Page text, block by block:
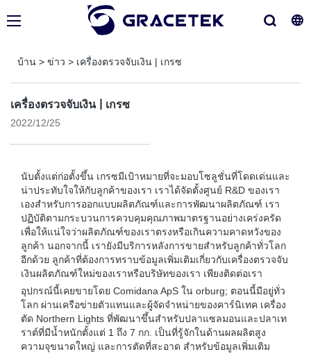
บ้าน > ข่าว > เครื่องตรวจจับเงิน | เกรซ
เครื่องตรวจจับเงิน | เกรซ
2022/12/25
นับตั้งแต่ก่อตั้งขึ้น เกรซมีเป้าหมายที่จะมอบโซลูชั่นที่โดดเด่นและ
น่าประทับใจให้กับลูกค้าของเรา เราได้จัดตั้งศูนย์ R&D ของเรา
เองสำหรับการออกแบบผลิตภัณฑ์และการพัฒนาผลิตภัณฑ์ เรา
ปฏิบัติตามกระบวนการควบคุมคุณภาพมาตรฐานอย่างเคร่งครัด
เพื่อให้แน่ใจว่าผลิตภัณฑ์ของเราตรงหรือเกินความคาดหวังของ
ลูกค้า นอกจากนี้ เรายังมีบริการหลังการขายสำหรับลูกค้าทั่วโลก
อีกด้วย ลูกค้าที่ต้องการทราบข้อมูลเพิ่มเติมเกี่ยวกับเครื่องตรวจจับ
เงินผลิตภัณฑ์ใหม่ของเราหรือบริษัทของเรา เพียงติดต่อเรา
อุปกรณ์นี้เคยขายโดย Comidana ApS ใน orburg; ตอนนี้มีอยู่ทั่ว
โลก ผ่านเครือข่ายตัวแทนและผู้จัดจำหน่ายของคาร์นิเทค เครื่อง
ตัด Northern Lights ที่พัฒนาขึ้นสำหรับปลาแซลมอนและปลาเท
ราต์ที่มีน้ำหนักตั้งแต่ 1 ถึง 7 กก. เป็นที่รู้จักในด้านผลผลิตสูง
ความจุขนาดใหญ่ และการตัดที่สะอาด สำหรับข้อมูลเพิ่มเติม